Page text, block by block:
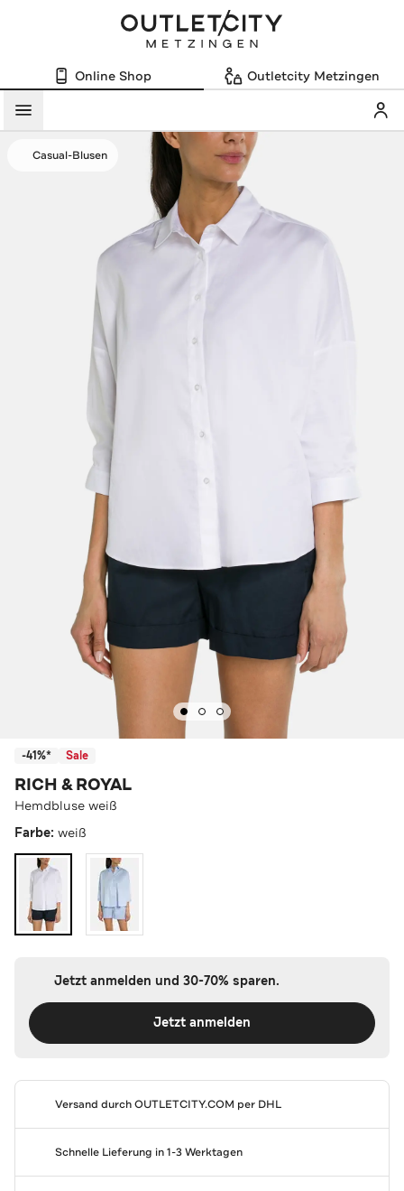
Online Shop Outletcity Metzingen
Menü
Casual-Blusen
-41%* Sale
RICH & ROYAL
Hemdbluse weiß
Farbe: weiß
Jetzt anmelden und 30-70% sparen.
Jetzt anmelden
Versand durchOUTLETCITY.COM per DHL
Schnelle Lieferung in 1-3 Werktagen